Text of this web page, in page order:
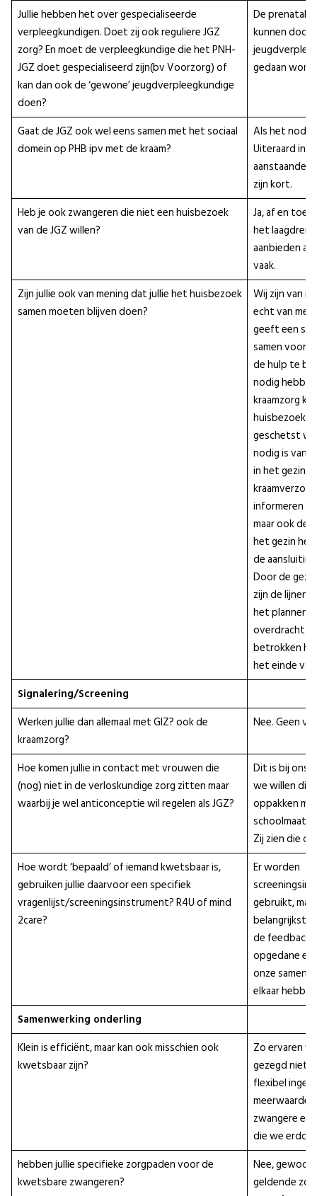
Jullie hebben het over gespecialiseerde
verpleegkundigen. Doet zij ook reguliere JGZ
zorg? En moet de verpleegkundige die het PNH-
JGZ doet gespecialiseerd zijn(bv Voorzorg) of
kan dan ook de ‘gewone’ jeugdverpleegkundige
doen?
De prenatale
kunnen door
gedaan
Gaat de JGZ ook wel eens samen met het sociaal
domein op PHB ipv met de kraam?
Als het nodig
Uiteraard in
aanstaande
zijn kort.
Heb je ook zwangeren die niet een huisbezoek
van de JGZ willen?
Ja, af en toe
het
aanbieden
vaak.
Zijn jullie ook van mening dat jullie het huisbezoek
samen moeten blijven doen?
Wij zijn van
echt van
geeft een
samen voor
de hulp te
nodig
kraamzorg
huisbezoek
geschetst
nodig is
in het gezin,
informeren
maar ook de
het gezin
de
Door de
zijn de lijnen
het plannen
overdracht
betrokken
het einde
Signalering/Screening
Werken jullie dan allemaal met GIZ? ook de
kraamzorg?
Nee. Geen
Hoe komen jullie in contact met vrouwen die
(nog) niet in de verloskundige zorg zitten maar
waarbij je wel anticonceptie wil regelen als JGZ?
Dit is bij ons
we willen dit
oppakken
Zij zien die
Hoe wordt ‘bepaald’ of iemand kwetsbaar is,
gebruiken jullie daarvoor een specifiek
vragenlijst/screeningsinstrument? R4U of mind
2care?
Er worden
gebruikt,
belangrijkste
de feedback
opgedane
onze
elkaar
Samenwerking onderling
Klein is efficiënt, maar kan ook misschien ook
kwetsbaar zijn?
Zo ervaren
gezegd niet.
flexibel
meerwaarde
zwangere
die we
hebben jullie specifieke zorgpaden voor de
kwetsbare zwangeren?
Nee, gewoon
geldende